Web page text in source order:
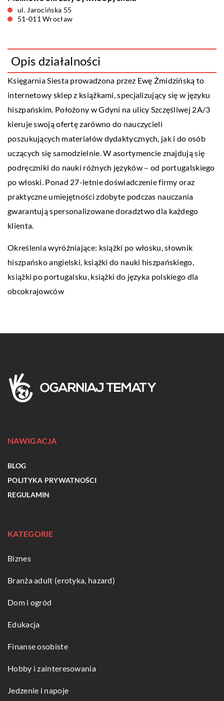
ul. Jarocińska 55
51-011 Wrocław
Opis działalności
Księgarnia Siesta prowadzona przez Ewę Żmidzińską to
internetowy sklep z książkami, specjalizujący się w języku
hiszpańskim. Położony w Gdyni na ulicy Szczęśliwej 2A/3
kieruje swoją ofertę zarówno do nauczycieli
poszukujących materiałów dydaktycznych, jak i do osób
uczących się samodzielnie. W asortymencie znajdują się
podręczniki do nauki różnych języków – od portugalskiego
po włoski. Ponad 27-letnie doświadczenie firmy oraz
praktyczne umiejętności zdobyte podczas nauczania
gwarantują spersonalizowane doradztwo dla każdego
klienta.
Określenia wyróżniające: książki po włosku, słownik
hiszpańsko angielski, książki do nauki hiszpańskiego,
książki po portugalsku, książki do języka polskiego dla
obcokrajowców
NAWIGACJA
BLOG
POLITYKA PRYWATNOŚCI
REGULAMIN
KATEGORIE
Biznes
Branża adult (erotyka, hazard)
Dom i ogród
Edukacja
Finanse osobiste
Hobby i zainteresowania
Jedzenie i napoje